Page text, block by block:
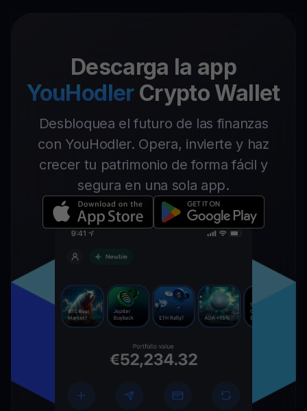
Descarga la app
YouHodler Crypto Wallet
Desbloquea el futuro de las finanzas
con YouHodler. Opera, invierte y haz
crecer tu patrimonio de forma fácil y
segura en una sola app.